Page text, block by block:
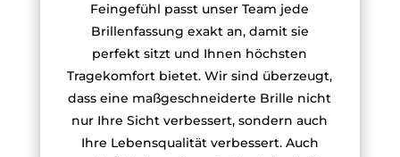
Feingefühl passt unser Team jede
Brillenfassung exakt an, damit sie
perfekt sitzt und Ihnen höchsten
Tragekomfort bietet. Wir sind überzeugt,
dass eine maßgeschneiderte Brille nicht
nur Ihre Sicht verbessert, sondern auch
Ihre Lebensqualität verbessert. Auch